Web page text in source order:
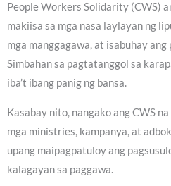
People Workers Solidarity (CWS)
makiisa sa mga nasa laylayan ng
mga manggagawa, at isabuhay ang
Simbahan sa pagtatanggol sa
iba’t ibang panig ng bansa.
Kasabay nito, nangako ang CWS
mga ministries, kampanya, at
upang maipagpatuloy ang
kalagayan sa paggawa.